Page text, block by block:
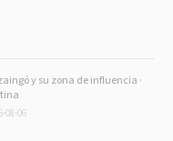
y su zona de influencia ·
08-06